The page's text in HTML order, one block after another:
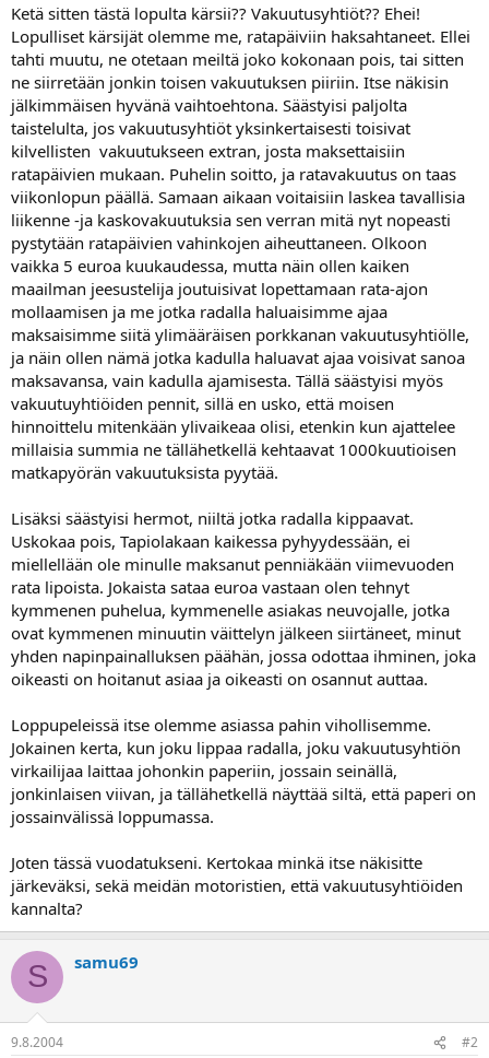
Ketä sitten tästä lopulta kärsii?? Vakuutusyhtiöt?? Ehei!
Lopulliset kärsijät olemme me, ratapäiviin haksahtaneet. Ellei
tahti muutu, ne otetaan meiltä joko kokonaan pois, tai sitten
ne siirretään jonkin toisen vakuutuksen piiriin. Itse näkisin
jälkimmäisen hyvänä vaihtoehtona. Säästyisi paljolta
taistelulta, jos vakuutusyhtiöt yksinkertaisesti toisivat
kilvellisten vakuutukseen extran, josta maksettaisiin
ratapäivien mukaan. Puhelin soitto, ja ratavakuutus on taas
viikonlopun päällä. Samaan aikaan voitaisiin laskea tavallisia
liikenne -ja kaskovakuutuksia sen verran mitä nyt nopeasti
pystytään ratapäivien vahinkojen aiheuttaneen. Olkoon
vaikka 5 euroa kuukaudessa, mutta näin ollen kaiken
maailman jeesustelija joutuisivat lopettamaan rata-ajon
mollaamisen ja me jotka radalla haluaisimme ajaa
maksaisimme siitä ylimääräisen porkkanan vakuutusyhtiölle,
ja näin ollen nämä jotka kadulla haluavat ajaa voisivat sanoa
maksavansa, vain kadulla ajamisesta. Tällä säästyisi myös
vakuutuyhtiöiden pennit, sillä en usko, että moisen
hinnoittelu mitenkään ylivaikeaa olisi, etenkin kun ajattelee
millaisia summia ne tällähetkellä kehtaavat 1000kuutioisen
matkapyörän vakuutuksista pyytää.
Lisäksi säästyisi hermot, niiltä jotka radalla kippaavat.
Uskokaa pois, Tapiolakaan kaikessa pyhyydessään, ei
miellellään ole minulle maksanut penniäkään viimevuoden
rata lipoista. Jokaista sataa euroa vastaan olen tehnyt
kymmenen puhelua, kymmenelle asiakas neuvojalle, jotka
ovat kymmenen minuutin väittelyn jälkeen siirtäneet, minut
yhden napinpainalluksen päähän, jossa odottaa ihminen, joka
oikeasti on hoitanut asiaa ja oikeasti on osannut auttaa.
Loppupeleissä itse olemme asiassa pahin vihollisemme.
Jokainen kerta, kun joku lippaa radalla, joku vakuutusyhtiön
virkailijaa laittaa johonkin paperiin, jossain seinällä,
jonkinlaisen viivan, ja tällähetkellä näyttää siltä, että paperi on
jossainvälissä loppumassa.
Joten tässä vuodatukseni. Kertokaa minkä itse näkisitte
järkeväksi, sekä meidän motoristien, että vakuutusyhtiöiden
kannalta?
S samu69
9.8.2004 #2